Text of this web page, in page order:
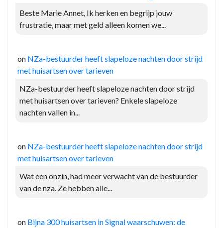
Beste Marie Annet, Ik herken en begrijp jouw
frustratie, maar met geld alleen komen we...
on NZa-bestuurder heeft slapeloze nachten door strijd
met huisartsen over tarieven
NZa-bestuurder heeft slapeloze nachten door strijd
met huisartsen over tarieven? Enkele slapeloze
nachten vallen in...
on NZa-bestuurder heeft slapeloze nachten door strijd
met huisartsen over tarieven
Wat een onzin, had meer verwacht van de bestuurder
van de nza. Ze hebben alle...
on Bijna 300 huisartsen in Signal waarschuwen: de